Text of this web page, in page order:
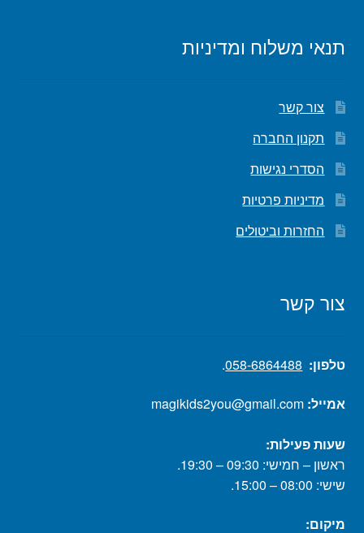
תנאי משלוח ומדיניות
צור קשר
תקנון החברה
הסדרי נגישות
מדיניות פרטיות
החזרות וביטולים
צור קשר
טלפון: 058-6864488
.
אמייל:
שעות פעילות:
ראשון – חמישי: 09:30 – 19:30.
שישי: 08:00 – 15:00.
מיקום: